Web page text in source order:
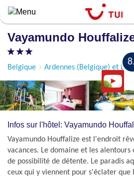
Aller
au
principal
Vayamundo
Belgique Ardennes (Belgique) et Le
Infos sur l'hôtel: Vayamundo
Vayamundo Houffalize est l'endroit
vacances. Le domaine et les
de possibilité de détente. Le paradis
ceux qui y viennent pour s'éclater que